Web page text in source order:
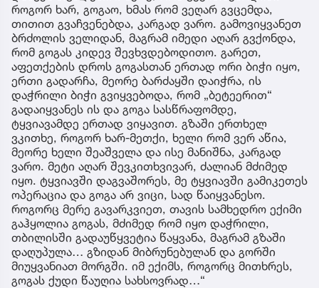
როგორ ხარ, გოგაო, ხმას რომ ვეღარ გვცემდა,
თითით გვაჩვენებდა, კარგად ვარო. გამოვიყვანეთ
ბრძოლის ველიდან, მაგრამ იმედი აღარ გვქონდა,
რომ გოგას კიდევ შევხვდებოდითო. გარეთ,
აფეთქების დროს გოგასთან ერთად ორი ბიჭი იყო,
ერთი გადარჩა, მეორე ბარძაყში დაიჭრა, ის
დაჭრილი ბიჭი გვიყვებოდა, რომ „ბეტეერით“
გადაიყვანეს ის და გოგა სასწრაფომდე,
ტყვიავამდე ერთად ვიყავით. გზაში ერთხელ
ვკითხე, როგორ ხარ-მეთქი, ხელი რომ ვერ აწია,
მეორე ხელი შეაშველა და ისე მანიშნა, კარგად
ვარო. მეტი აღარ შევკითხვივარ, ძალიან მძიმედ
იყო. ტყვიავში დაგვაშორეს, მე ტყვიავში გამიკეთეს
ოპერაცია და გოგა არ ვიცი, სად წაიყვანესო.
როგორც მერე გავარკვიეთ, თავის სამხედრო ექიმი
გაჰყოლია გოგას, მძიმედ რომ იყო დაჭრილი,
თბილისში გადაუწყვეტია წაყვანა, მაგრამ გზაში
დაღუპულა… გზიდან მიბრუნებულან და გორში
მიუყვანიათ მორგში. იმ ექიმს, როგორც მითხრეს,
გოგას ქუდი წაუღია სახსოვრად…“